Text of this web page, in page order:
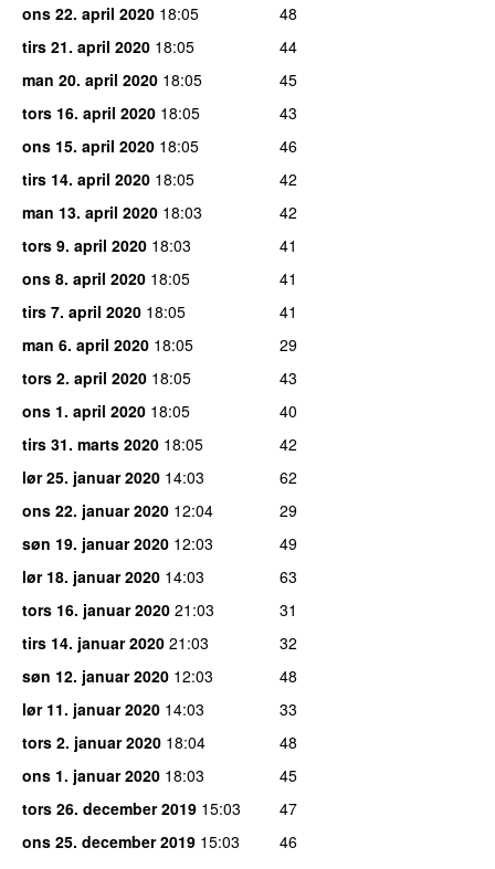
ons 22. april 2020 18:05
48
tirs 21. april 2020 18:05
44
man 20. april 2020 18:05
45
tors 16. april 2020 18:05
43
ons 15. april 2020 18:05
46
tirs 14. april 2020 18:05
42
man 13. april 2020 18:03
42
tors 9. april 2020 18:03
41
ons 8. april 2020 18:05
41
tirs 7. april 2020 18:05
41
man 6. april 2020 18:05
29
tors 2. april 2020 18:05
43
ons 1. april 2020 18:05
40
tirs 31. marts 2020 18:05
42
lør 25. januar 2020 14:03
62
ons 22. januar 2020 12:04
29
søn 19. januar 2020 12:03
49
lør 18. januar 2020 14:03
63
tors 16. januar 2020 21:03
31
tirs 14. januar 2020 21:03
32
søn 12. januar 2020 12:03
48
lør 11. januar 2020 14:03
33
tors 2. januar 2020 18:04
48
ons 1. januar 2020 18:03
45
tors 26. december 2019 15:03
47
ons 25. december 2019 15:03
46